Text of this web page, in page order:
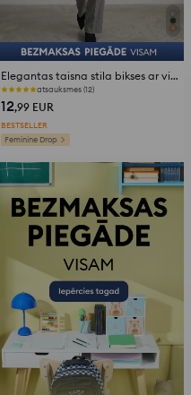
Elegantas taisna stila bikses ar viskozes maisījumu
atsauksmes (12)
12,99 EUR
BESTSELLER
Feminine Drop